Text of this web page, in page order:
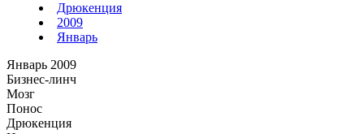
Дрюкенция
2009
Январь
Январь 2009
Бизнес-линч
Мозг
Понос
Дрюкенция